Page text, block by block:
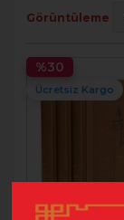
Görüntüleme
Ücretsiz Kargo
%30